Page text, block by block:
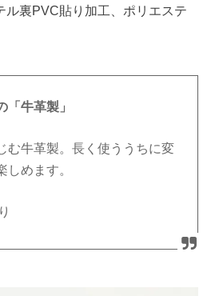
ル裏PVC貼り加工、ポリエステ
「牛革製」
む牛革製。長く使ううちに変
しめます。